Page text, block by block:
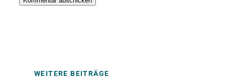
WEITERE BEITRÄGE